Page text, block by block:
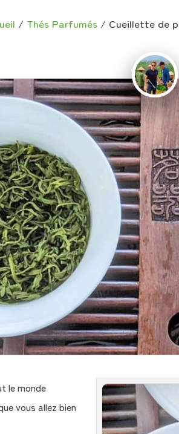
/ Thés Parfumés / Cueillette de
le monde
vous allez bien